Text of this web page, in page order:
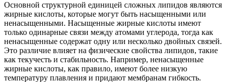
Основной структурной единицей сложных липидов являются
жирные кислоты, которые могут быть насыщенными или
ненасыщенными. Насыщенные жирные кислоты имеют
только одинарные связи между атомами углерода, тогда как
ненасыщенные содержат одну или несколько двойных связей.
Это различие влияет на физические свойства липидов, такие
как текучесть и стабильность. Например, ненасыщенные
жирные кислоты, как правило, имеют более низкую
температуру плавления и придают мембранам гибкость.